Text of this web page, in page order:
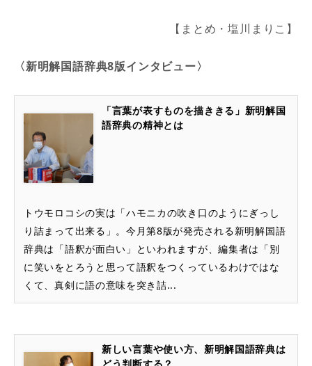
【まとめ・塩川まりこ】
〈新明解国語辞典8版インタビュー〉
「言葉が表すものを描ききる」新明解国
語辞典の精神とは
トウモロコシの実は「ハモニカの吹き口のようにぎっし
り詰まって出来る」。今月第8版が発売される新明解国語
辞典は「語釈が面白い」といわれますが、編集者は「別
に笑いをとろうと思って語釈をつくっているわけではな
くて、真剣に語の意味を突き詰...
新しい言葉や使い方、新明解国語辞典は